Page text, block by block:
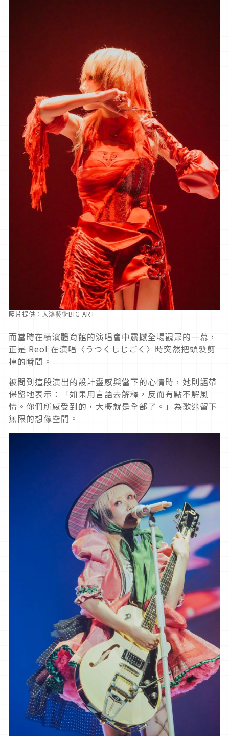
照片提供：大鴻藝術BIG ART
而當時在橫濱體育館的演唱會中震撼全場觀眾的一幕，
正是 Reol 在演唱〈うつくしじごく〉時突然把頭髮剪
掉的瞬間。
被問到這段演出的設計靈感與當下的心情時，她則語帶
保留地表示：「如果用言語去解釋，反而有點不解風
情。你們所感受到的，大概就是全部了。」為歌迷留下
無限的想像空間。